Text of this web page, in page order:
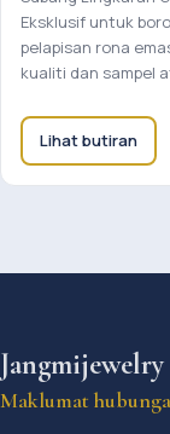
Eksklusif untuk
pelapisan rona
kualiti dan sampel
Lihat butiran
Jangmijewelry
Maklumat